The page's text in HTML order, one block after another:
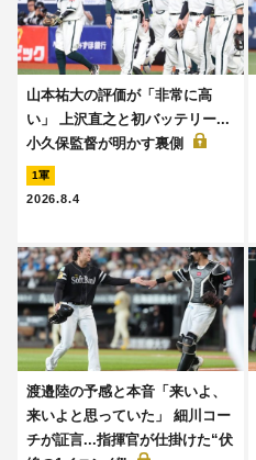
山本祐大の評価が「非常に高
い」 上沢直之と初バッテリー...
小久保監督が明かす裏側
1軍
2026.8.4
渡邉陸の予感と本音「来いよ、
来いよと思っていた」 細川コー
チが証言...指揮官が仕掛けた“伏